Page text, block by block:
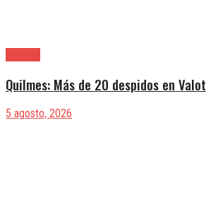
Quilmes: Más de 20 despidos en Valot
5 agosto, 2026